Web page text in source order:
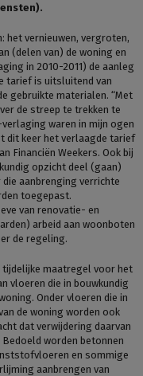
het vernieuwen, vergroten,
(delen van) de woning en
in 2010-2011) de aanleg
tarief is uitsluitend van
gebruikte materialen. “Met
de streep te trekken te
waren in mijn ogen
dit keer het verlaagde tarief
Financiën Weekers. Ook bij
opzicht deel (gaan)
aanbrenging verrichte
toegepast.
van renovatie- en
arbeid aan woonboten
de regeling.
tijdelijke maatregel voor het
vloeren die in bouwkundig
Onder vloeren die in
de woning worden ook
dat verwijdering daarvan
worden betonnen
en sommige
aanbrengen van